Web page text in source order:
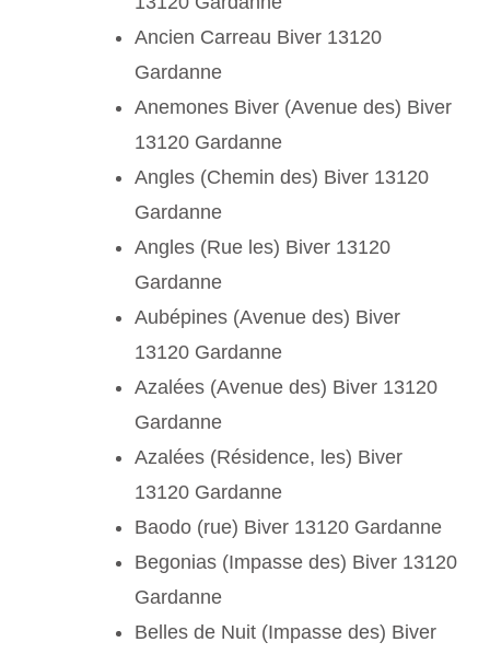
Ancien Carreau Biver 13120
Gardanne
Anemones Biver (Avenue des) Biver
13120 Gardanne
Angles (Chemin des) Biver 13120
Gardanne
Angles (Rue les) Biver 13120
Gardanne
Aubépines (Avenue des) Biver
13120 Gardanne
Azalées (Avenue des) Biver 13120
Gardanne
Azalées (Résidence, les) Biver
13120 Gardanne
Baodo (rue) Biver 13120 Gardanne
Begonias (Impasse des) Biver 13120
Gardanne
Belles de Nuit (Impasse des) Biver